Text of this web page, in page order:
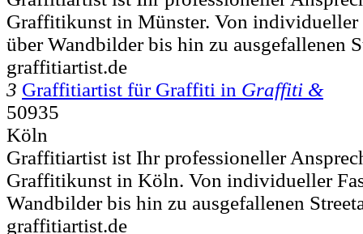
Graffitikunst in Münster. Von individueller
über Wandbilder bis hin zu ausgefallenen
graffitiartist.de
3 Graffitiartist für Graffiti in Graffiti &
50935
Köln
Graffitiartist ist Ihr professioneller
Graffitikunst in Köln. Von individueller
Wandbilder bis hin zu ausgefallenen
graffitiartist.de